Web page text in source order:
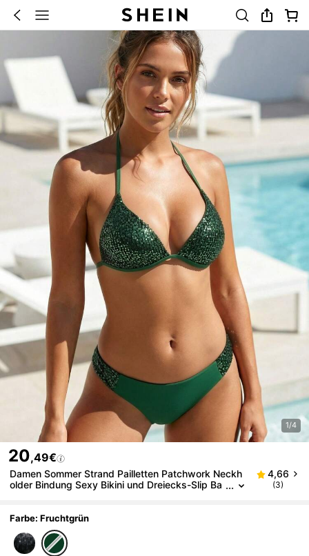
1/4
20,49€
Damen Sommer Strand Pailletten Patchwork Neckh
older Bindung Sexy Bikini und Dreiecks-Slip Ba
4,66
(3)
Farbe: Fruchtgrün